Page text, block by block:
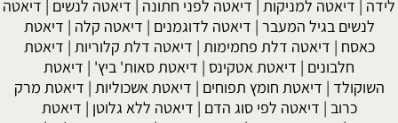
לידה | דיאטה למניקות | דיאטה לפני חתונה | דיאטה לנשים | דיאטה
לנשים בגיל המעבר | דיאטה לדוגמנים | דיאטה קלה | דיאטת
כאסח | דיאטה דלת פחמימות | דיאטה דלת קלוריות | דיאטת
חלבונים | דיאטת אטקינס | דיאטת סאות' ביץ' | דיאטת
השוקולד | דיאטת חומץ תפוחים | דיאטת אשכוליות | דיאטת מרק
כרוב | דיאטה לפי סוג הדם | דיאטה ללא גלוטן | דיאטת